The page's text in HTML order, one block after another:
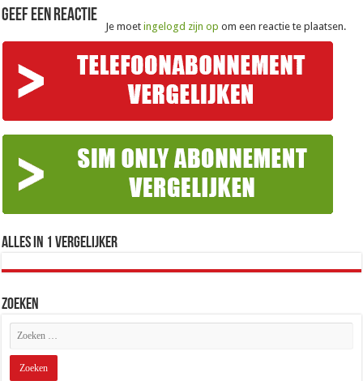
Geef een reactie
Je moetingelogd zijn op om een reactie te plaatsen.
Alles in 1 Vergelijker
Zoeken